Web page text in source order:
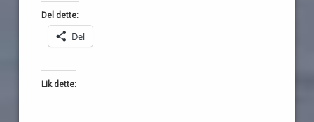
Del dette:
Del
Lik dette: